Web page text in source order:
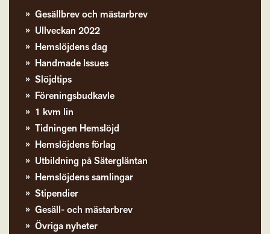
Gesällbrev och mästarbrev
Ullveckan 2022
Hemslöjdens dag
Handmade Issues
Slöjdtips
Föreningsbudkavle
1 kvm lin
Tidningen Hemslöjd
Hemslöjdens förlag
Utbildning på Sätergläntan
Hemslöjdens samlingar
Stipendier
Gesäll- och mästarbrev
Övriga nyheter